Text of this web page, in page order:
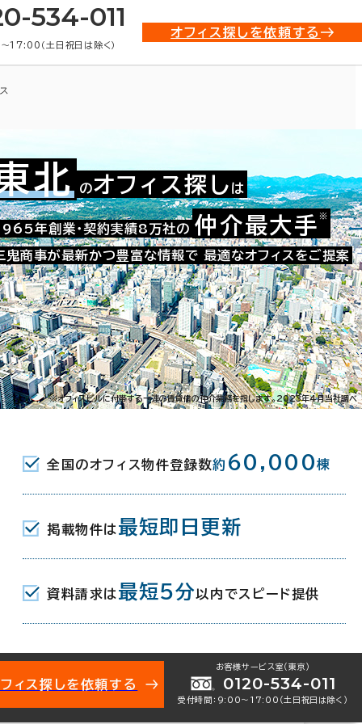
534-011
17:00（土日祝日は除く）
オフィス探しを依頼する
お問い合わせ番号：002-07309
5-6
西口 6分
1階建
北 のオフィス探し は
年創業・契約実績8万社の 仲介最大手 ※
鬼商事が最新かつ豊富な情報で 最適なオフィスをご提案
※オフィスビルに付帯する一連の賃貸借の仲介業務を指します。2023年4月当社調べ
全国のオフィス物件登録数約 60,000棟
掲載物件は 最短即日更新
資料請求は 最短5分 以内でスピード提供
ィス探しを依頼する
お客様サービス室（東京）
0120-534-011
受付時間：9:00〜17:00（土日祝日は除く）